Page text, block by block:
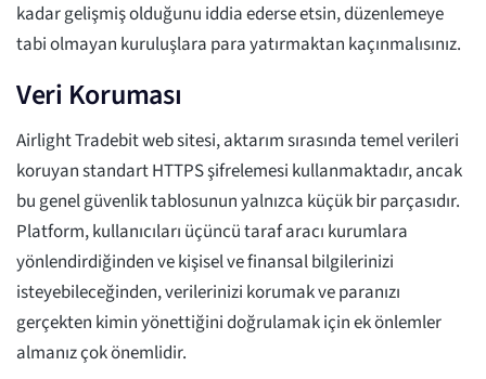
kadar gelişmiş olduğunu iddia ederse etsin, düzenlemeye
tabi olmayan kuruluşlara para yatırmaktan kaçınmalısınız.
Veri Koruması
Airlight Tradebit web sitesi, aktarım sırasında temel verileri
koruyan standart HTTPS şifrelemesi kullanmaktadır, ancak
bu genel güvenlik tablosunun yalnızca küçük bir parçasıdır.
Platform, kullanıcıları üçüncü taraf aracı kurumlara
yönlendirdiğinden ve kişisel ve finansal bilgilerinizi
isteyebileceğinden, verilerinizi korumak ve paranızı
gerçekten kimin yönettiğini doğrulamak için ek önlemler
almanız çok önemlidir.